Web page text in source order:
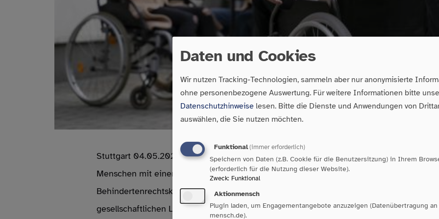
Stuttgart 04.05.2023 Laut Statistischem Landesamt lebten in Baden-Württemberg im
Menschen mit einer Schwerbehinderung. Das ist fast jeder Zwölfte. Sie alle haben
Behindertenrechtskonvention einen Anspruch auf selbstbestimmte und
gesellschaftlichen Leben. Trotzdem bestehen weiterhin erhebliche Barrieren in fast
Daten und Cookies
Wir nutzen Tracking-Technologien, sammeln aber nur anonymisierte
ohne personenbezogene Auswertung. Für weitere Informationen bitte
Datenschutzhinweise lesen. Bitte die Dienste und Anwendungen von
auswählen, die Sie nutzen möchten.
Funktional(immer erforderlich)
Speichern von Daten (z.B. Cookie für die Benutzersitzung) in Ihrem
(erforderlich für die Nutzung dieser Website).
Zweck: Funktional
Aktionmensch
Plugin laden, um Engagementangebote anzuzeigen (Datenübertragung
mensch.de).